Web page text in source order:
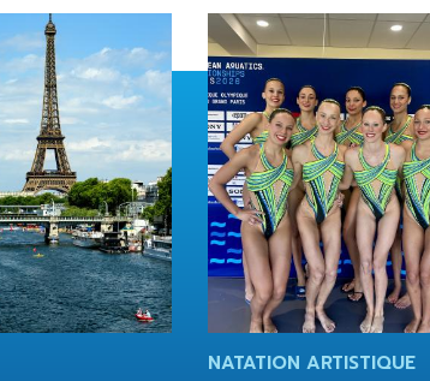
NATATION ARTISTIQUE